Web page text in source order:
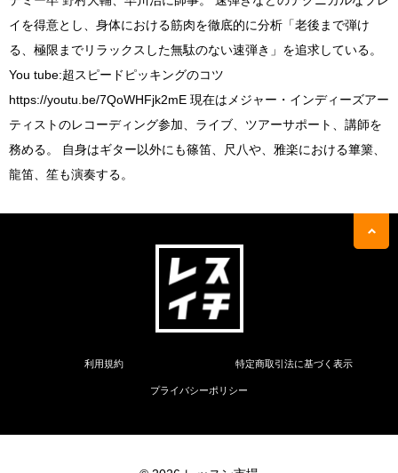
イを得意とし、身体における筋肉を徹底的に分析「老後まで弾け
る、極限までリラックスした無駄のない速弾き」を追求している。
You tube:超スピードピッキングのコツ
https://youtu.be/7QoWHFjk2mE 現在はメジャー・インディーズアー
ティストのレコーディング参加、ライブ、ツアーサポート、講師を
務める。 自身はギター以外にも篠笛、尺八や、雅楽における篳篥、
龍笛、笙も演奏する。
利用規約 特定商取引法に基づく表示
プライバシーポリシー